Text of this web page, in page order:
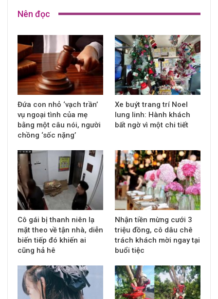
Nên đọc
Đứa con nhỏ ‘vạch trần’
vụ ngoại tình của mẹ
bằng một câu nói, người
chồng ‘sốc nặng’
Xe buýt trang trí Noel
lung linh: Hành khách
bất ngờ vì một chi tiết
Cô gái bị thanh niên lạ
mặt theo về tận nhà, diễn
biến tiếp đó khiến ai
cũng hả hê
Nhận tiền mừng cưới 3
triệu đồng, cô dâu chê
trách khách mời ngay tại
buổi tiệc